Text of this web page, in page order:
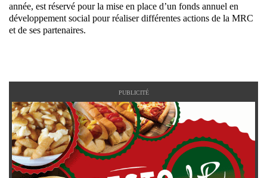
année, est réservé pour la mise en place d’un fonds annuel en
développement social pour réaliser différentes actions de la MRC
et de ses partenaires.
PUBLICITÉ